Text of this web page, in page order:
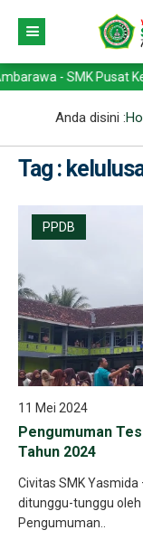
- SMK Pusat
Anda disini :
Tag :
PPDB
11 Mei 2024
Pengumuman
Tahun 2024
Civitas SMK
ditunggu-tunggu oleh
Pengumuman..